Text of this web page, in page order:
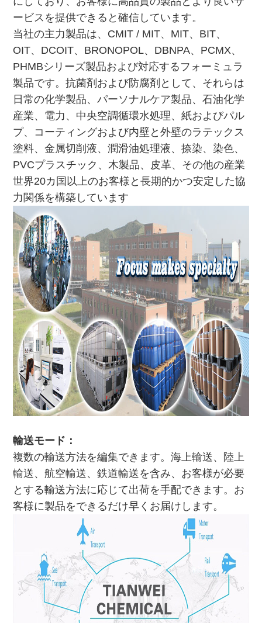
ービスを提供できると確信しています。
当社の主力製品は、CMIT / MIT、MIT、BIT、
OIT、DCOIT、BRONOPOL、DBNPA、PCMX、
PHMBシリーズ製品および対応するフォーミュラ
製品です。抗菌剤および防腐剤として、それらは
日常の化学製品、パーソナルケア製品、石油化学
産業、電力、中央空調循環水処理、紙およびパル
プ、コーティングおよび内壁と外壁のラテックス
塗料、金属切削液、潤滑油処理液、捺染、染色、
PVCプラスチック、木製品、皮革、その他の産業
世界20カ国以上のお客様と長期的かつ安定した協
力関係を構築しています
輸送モード：
複数の輸送方法を編集できます。海上輸送、陸上
輸送、航空輸送、鉄道輸送を含み、お客様が必要
とする輸送方法に応じて出荷を手配できます。お
客様に製品をできるだけ早くお届けします。